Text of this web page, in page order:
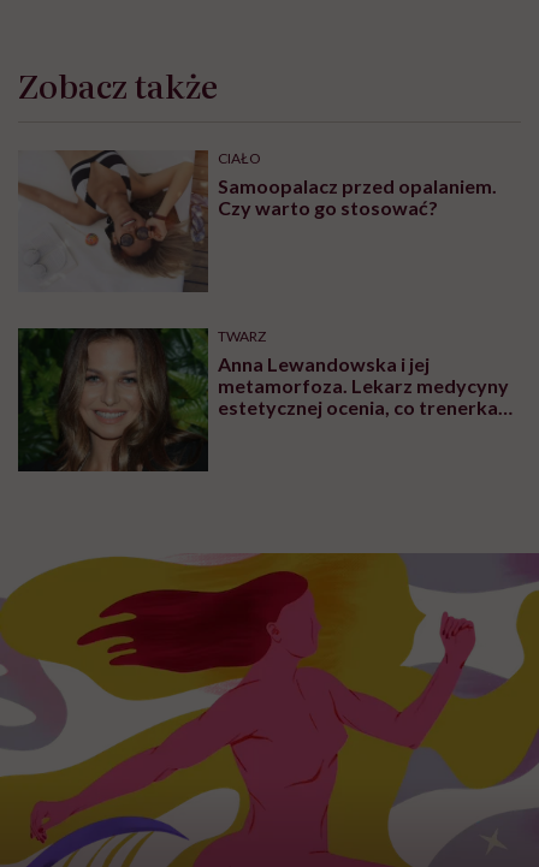
Zobacz także
CIAŁO
Samoopalacz przed opalaniem.
Czy warto go stosować?
TWARZ
Anna Lewandowska i jej
metamorfoza. Lekarz medycyny
estetycznej ocenia, co trenerka